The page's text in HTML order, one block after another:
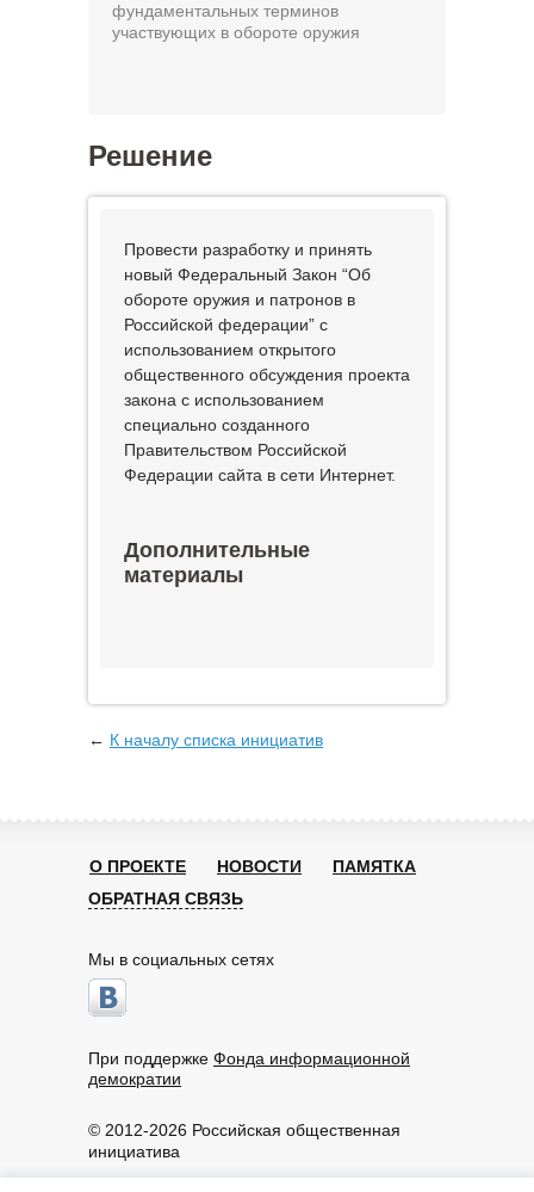
фундаментальных терминов
участвующих в обороте оружия
Решение
Провести разработку и принять
новый Федеральный Закон “Об
обороте оружия и патронов в
Российской федерации” с
использованием открытого
общественного обсуждения проекта
закона с использованием
специально созданного
Правительством Российской
Федерации сайта в сети Интернет.
Дополнительные
материалы
← К началу списка инициатив
© 2012-2026 Российская общественная
инициатива
О ПРОЕКТЕ НОВОСТИ
ПАМЯТКА
ОБРАТНАЯ СВЯЗЬ
Мы в социальных сетях
При поддержке Фонда информационной
демократии